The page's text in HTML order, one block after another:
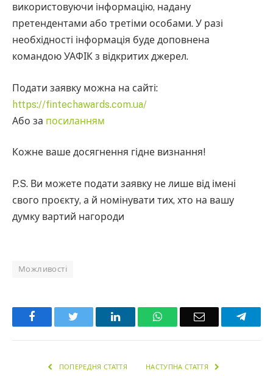
використовуючи інформацію, надану
претендентами або третіми особами. У разі
необхідності інформація буде доповнена
командою УАФІК з відкритих джерел.
Подати заявку можна на сайті:
https://fintechawards.com.ua/
Або за посиланням
Кожне ваше досягнення гідне визнання!
P.S. Ви можете подати заявку не лише від імені
свого проєкту, а й номінувати тих, хто на вашу
думку вартий нагороди
Можливості
Facebook LinkedInWhatsAppEmail
ПОПЕРЕДНЯ СТАТТЯ НАСТУПНА СТАТТЯ